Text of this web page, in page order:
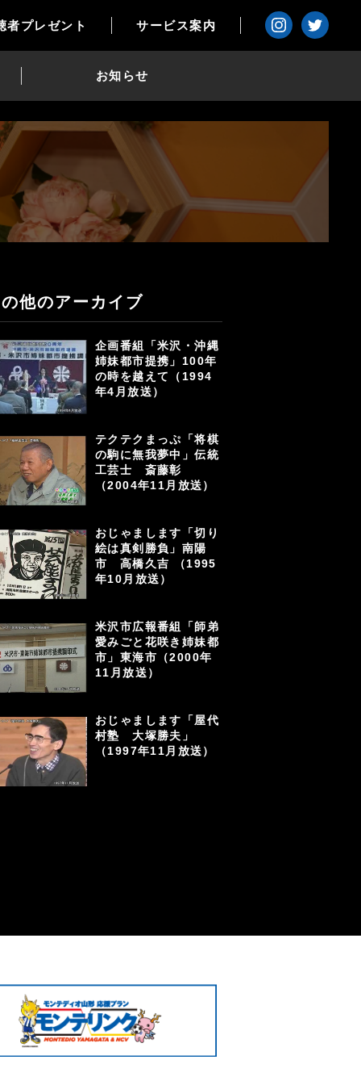
者プレゼント サービス案内
お知らせ
その他のアーカイブ
企画番組「米沢・沖縄
姉妹都市提携」100年
の時を越えて（1994
年4月放送）
テクテクまっぷ「将棋
の駒に無我夢中」伝統
工芸士 斎藤彰
（2004年11月放送）
おじゃまします「切り
絵は真剣勝負」南陽
市 高橋久吉 （1995
年10月放送）
米沢市広報番組「師弟
愛みごと花咲き姉妹都
市」東海市（2000年
11月放送）
おじゃまします「屋代
村塾 大塚勝夫」
（1997年11月放送）